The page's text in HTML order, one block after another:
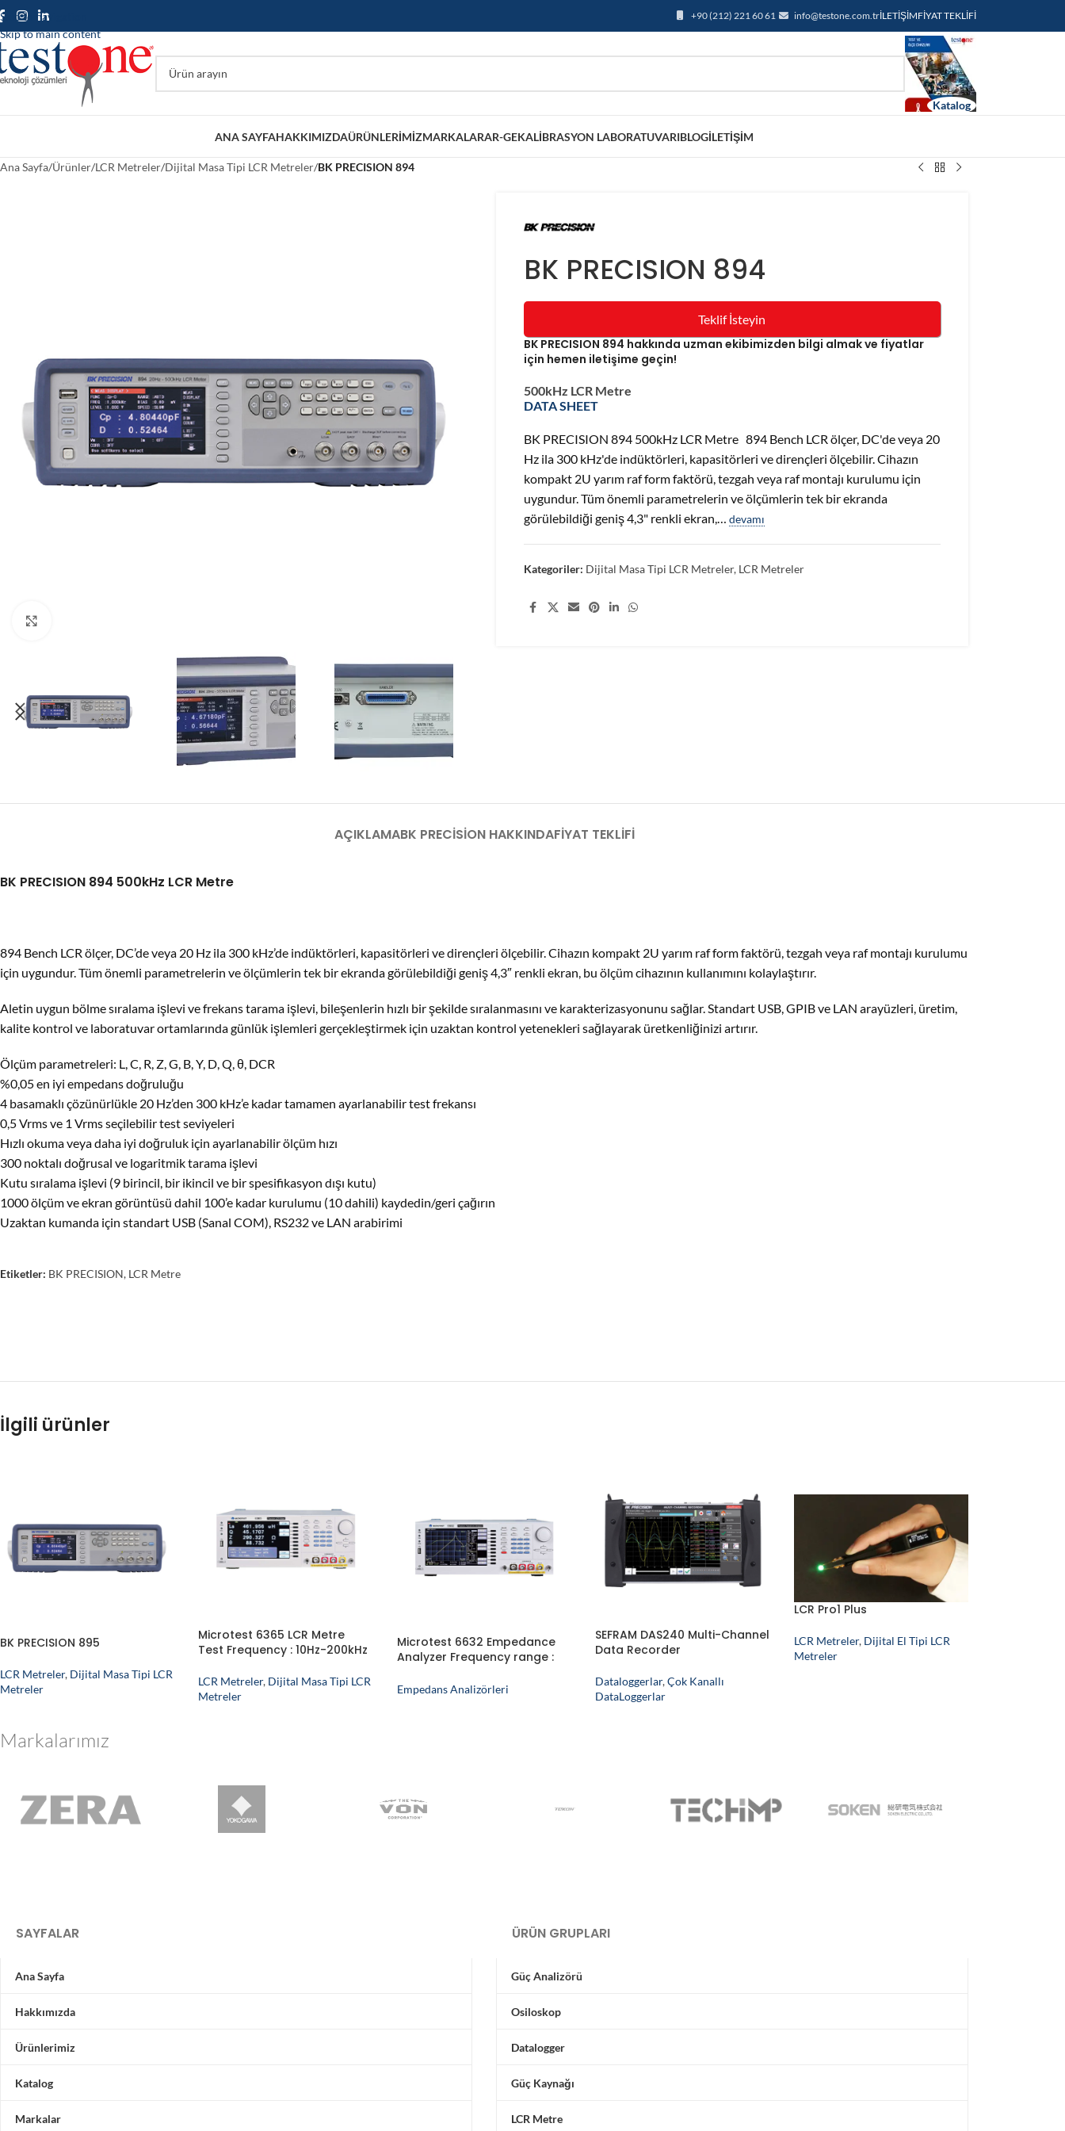
Skip to navigation
Skip to main content
+90 (212) 221 60 61 info@testone.com.trİLETIŞIMFIYAT TEKLIFI
ANA SAYFAHAKKIMIZDAÜRÜNLERIMIZMARKALARAR-GEKALIBRASYON LABORATUVARIBLOGİLETIŞIM
Ana Sayfa/Ürünler/LCR Metreler/Dijital Masa Tipi LCR Metreler/BK PRECISION 894
BK PRECISION 894
Teklif İsteyin
BK PRECISION 894 hakkında uzman ekibimizden bilgi almak ve fiyatlar
için hemen iletişime geçin!
500kHz LCR Metre
DATA SHEET
BK PRECISION 894 500kHz LCR Metre 894 Bench LCR ölçer, DC'de veya 20
Hz ila 300 kHz'de indüktörleri, kapasitörleri ve dirençleri ölçebilir. Cihazın
kompakt 2U yarım raf form faktörü, tezgah veya raf montajı kurulumu için
uygundur. Tüm önemli parametrelerin ve ölçümlerin tek bir ekranda
görülebildiği geniş 4,3" renkli ekran,… devamı
Kategoriler: Dijital Masa Tipi LCR Metreler, LCR Metreler
Share:
AÇIKLAMABK PRECISION HAKKINDAFIYAT TEKLIFI
BK PRECISION 894 500kHz LCR Metre
894 Bench LCR ölçer, DC’de veya 20 Hz ila 300 kHz’de indüktörleri, kapasitörleri ve dirençleri ölçebilir. Cihazın kompakt 2U yarım raf form faktörü, tezgah veya raf montajı kurulumu
için uygundur. Tüm önemli parametrelerin ve ölçümlerin tek bir ekranda görülebildiği geniş 4,3″ renkli ekran, bu ölçüm cihazının kullanımını kolaylaştırır.
Aletin uygun bölme sıralama işlevi ve frekans tarama işlevi, bileşenlerin hızlı bir şekilde sıralanmasını ve karakterizasyonunu sağlar. Standart USB, GPIB ve LAN arayüzleri, üretim,
kalite kontrol ve laboratuvar ortamlarında günlük işlemleri gerçekleştirmek için uzaktan kontrol yetenekleri sağlayarak üretkenliğinizi artırır.
Ölçüm parametreleri: L, C, R, Z, G, B, Y, D, Q, θ, DCR
%0,05 en iyi empedans doğruluğu
4 basamaklı çözünürlükle 20 Hz’den 300 kHz’e kadar tamamen ayarlanabilir test frekansı
0,5 Vrms ve 1 Vrms seçilebilir test seviyeleri
Hızlı okuma veya daha iyi doğruluk için ayarlanabilir ölçüm hızı
300 noktalı doğrusal ve logaritmik tarama işlevi
Kutu sıralama işlevi (9 birincil, bir ikincil ve bir spesifikasyon dışı kutu)
1000 ölçüm ve ekran görüntüsü dahil 100’e kadar kurulumu (10 dahili) kaydedin/geri çağırın
Uzaktan kumanda için standart USB (Sanal COM), RS232 ve LAN arabirimi
Etiketler: BK PRECISION, LCR Metre
İlgili ürünler
BK PRECISION 895
LCR Metreler, Dijital Masa Tipi LCR
Metreler
Microtest 6365 LCR Metre
Test Frequency : 10Hz-200kHz
LCR Metreler, Dijital Masa Tipi LCR
Metreler
Microtest 6632 Empedance
Analyzer Frequency range :
1/3/5/10/20/30MHz/50MHz
Empedans Analizörleri
SEFRAM DAS240 Multi-Channel
Data Recorder
Dataloggerlar,Çok Kanallı
DataLoggerlar
LCR Pro1 Plus
LCR Metreler, Dijital El Tipi LCR
Metreler
Markalarımız
SAYFALAR
Ana Sayfa
Hakkımızda
Ürünlerimiz
Katalog
Markalar
ÜRÜN GRUPLARI
Güç Analizörü
Osiloskop
Datalogger
Güç Kaynağı
LCR Metre